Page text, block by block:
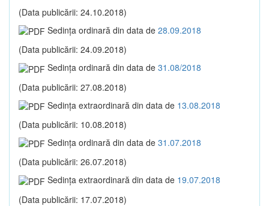
(Data publicării: 24.10.2018)
Sedinţa ordinară din data de 28.09.2018
(Data publicării: 24.09.2018)
Sedinţa ordinară din data de 31.08/2018
(Data publicării: 27.08.2018)
Sedinţa extraordinară din data de 13.08.2018
(Data publicării: 10.08.2018)
Sedinţa ordinară din data de 31.07.2018
(Data publicării: 26.07.2018)
Sedinţa extraordinară din data de 19.07.2018
(Data publicării: 17.07.2018)